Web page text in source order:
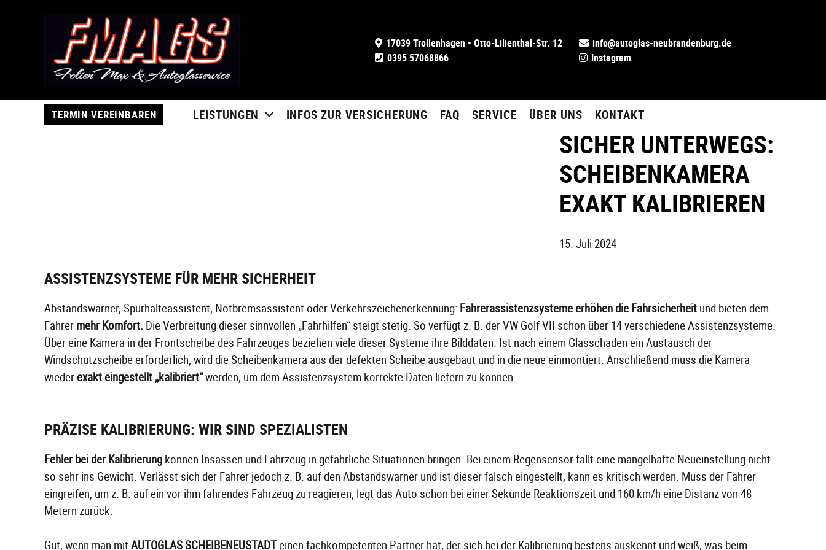
17039 Trollenhagen • Otto-Lilienthal-Str. 12
0395 57068866
info@autoglas-neubrandenburg.de
Instagram
TERMIN VEREINBAREN LEISTUNGEN INFOS ZUR VERSICHERUNG FAQ SERVICE ÜBER UNS KONTAKT
SICHER UNTERWEGS:
SCHEIBENKAMERA
EXAKT KALIBRIEREN
15. Juli 2024
ASSISTENZSYSTEME FÜR MEHR SICHERHEIT
Abstandswarner, Spurhalteassistent, Notbremsassistent oder Verkehrszeichenerkennung: Fahrerassistenzsysteme erhöhen die Fahrsicherheit und bieten dem
Fahrer mehr Komfort. Die Verbreitung dieser sinnvollen „Fahrhilfen“ steigt stetig. So verfügt z. B. der VW Golf VII schon über 14 verschiedene Assistenzsysteme.
Über eine Kamera in der Frontscheibe des Fahrzeuges beziehen viele dieser Systeme ihre Bilddaten. Ist nach einem Glasschaden ein Austausch der
Windschutzscheibe erforderlich, wird die Scheibenkamera aus der defekten Scheibe ausgebaut und in die neue einmontiert. Anschließend muss die Kamera
wieder exakt eingestellt „kalibriert“werden, um dem Assistenzsystem korrekte Daten liefern zu können.
PRÄZISE KALIBRIERUNG: WIR SIND SPEZIALISTEN
Fehler bei der Kalibrierung können Insassen und Fahrzeug in gefährliche Situationen bringen. Bei einem Regensensor fällt eine mangelhafte Neueinstellung nicht
so sehr ins Gewicht. Verlässt sich der Fahrer jedoch z. B. auf den Abstandswarner und ist dieser falsch eingestellt, kann es kritisch werden. Muss der Fahrer
eingreifen, um z. B. auf ein vor ihm fahrendes Fahrzeug zu reagieren, legt das Auto schon bei einer Sekunde Reaktionszeit und 160 km/h eine Distanz von 48
Metern zurück.
Gut, wenn man mit AUTOGLAS SCHEIBENEUSTADTeinen fachkompetenten Partner hat, der sich bei der Kalibrierung bestens auskennt und weiß, was beim